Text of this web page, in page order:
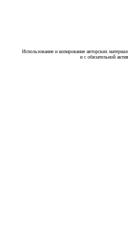
Использование и копирование авторских
и с обязательной